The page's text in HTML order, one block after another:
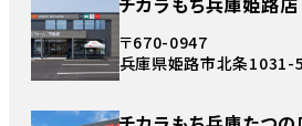
〒670-0947
兵庫県姫路市北条1031-5